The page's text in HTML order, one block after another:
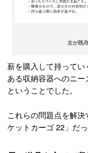
左が既
薪を購入して持って
ある収納容器へのニ
ということでした。
これらの問題点を解
ケットカーゴ 22」だっ